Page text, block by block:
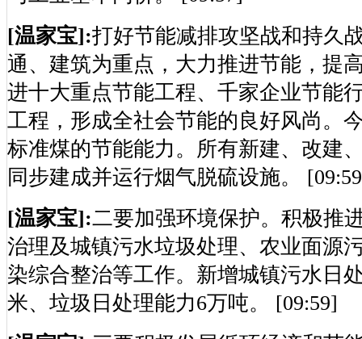
[温家宝]:打好节能减排攻坚战和持久
通、建筑为重点，大力推进节能，提
进十大重点节能工程、千家企业节能
工程，形成全社会节能的良好风尚。
标准煤的节能能力。所有新建、改建
同步建成并运行烟气脱硫设施。
[温家宝]:二要加强环境保护。积极推
治理及城镇污水垃圾处理、农业面源
染综合整治等工作。新增城镇污水日
米、垃圾日处理能力6万吨。 [09:59]